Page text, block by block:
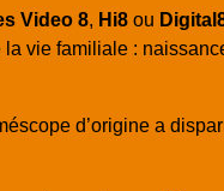
Video 8, Hi8 ou
vie familiale :
d’origine a